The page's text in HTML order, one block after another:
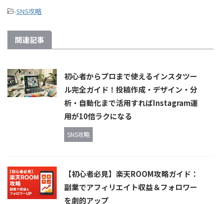
-SNS攻略
関連記事
初心者からプロまで使えるインスタツー
ル完全ガイド！投稿作成・デザイン・分
析・自動化まで活用すればInstagram運
用が10倍ラクになる
SNS攻略
【初心者必見】楽天ROOM攻略ガイド：
副業でアフィリエイト収益＆フォロワー
を劇的アップ